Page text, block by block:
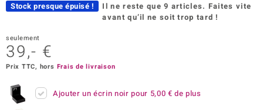
Stock presque épuisé ! Il ne reste que 9 articles. Faites vite
avant qu’il ne soit trop tard !
seulement
39,- €
Prix TTC, hors Frais de livraison
Ajouter un écrin noir pour 5,00 € de plus